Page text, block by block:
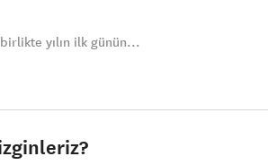
yılın ilk günün...